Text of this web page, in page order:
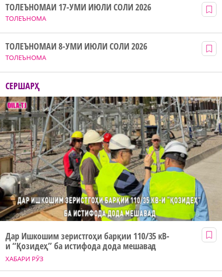
ТОЛЕЪНОМА
ТОЛЕЪНОМАИ 17-УМИ ИЮЛИ СОЛИ 2026
ТОЛЕЪНОМА
ТОЛЕЪНОМАИ 8-УМИ ИЮЛИ СОЛИ 2026
СЕРШАРҲ
ХАБАРИ РӮЗ
Дар Ишкошим зеристгоҳи барқии 110/35 кВ-
и “Қозидеҳ” ба истифода дода мешавад